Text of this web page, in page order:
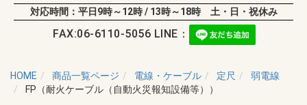
対応時間：平日9時～12時 / 13時～18時 土・日・祝休み
FAX:06-6110-5056 LINE：
HOME 商品一覧ページ 電線・ケーブル 定尺
弱電線
FP（耐火ケーブル（自動火災報知設備等））